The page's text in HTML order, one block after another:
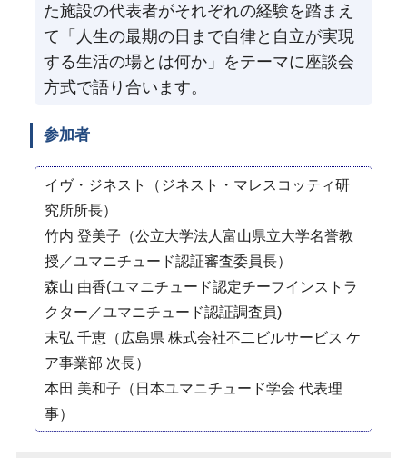
た施設の代表者がそれぞれの経験を踏まえ
て「人生の最期の日まで自律と自立が実現
する生活の場とは何か」をテーマに座談会
方式で語り合います。
参加者
イヴ・ジネスト（ジネスト・マレスコッティ研
究所所長）
竹内 登美子（公立大学法人富山県立大学名誉教
授／ユマニチュード認証審査委員長）
森山 由香(ユマニチュード認定チーフインストラ
クター／ユマニチュード認証調査員)
末弘 千恵（広島県 株式会社不二ビルサービス ケ
ア事業部 次長）
本田 美和子（日本ユマニチュード学会 代表理
事）